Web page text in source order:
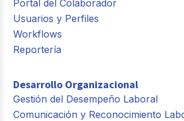
Portal del Colaborador
Usuarios y Perfiles
Workflows
Reportería
Desarrollo Organizacional
Gestión del Desempeño Laboral
Comunicación y Reconocimiento